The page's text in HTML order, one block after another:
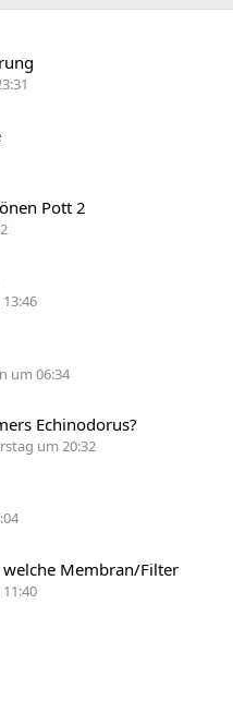
Pott 2
um 06:34
Echinodorus?
um 20:32
Membran/Filter